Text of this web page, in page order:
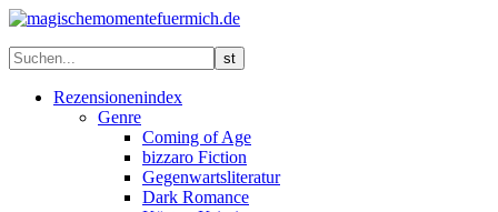
Rezensionenindex
Genre
Coming of Age
bizzaro Fiction
Gegenwartsliteratur
Dark Romance